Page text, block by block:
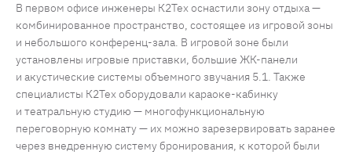
В первом офисе инженеры К2Тех оснастили зону отдыха —
комбинированное пространство, состоящее из игровой зоны
и небольшого конференц-зала. В игровой зоне были
установлены игровые приставки, большие ЖК-панели
и акустические системы объемного звучания 5.1. Также
специалисты К2Тех оборудовали караоке-кабинку
и театральную студию — многофункциональную
переговорную комнату — их можно зарезервировать заранее
через внедренную систему бронирования, к которой были